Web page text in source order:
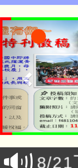
「本
場熱
8/21